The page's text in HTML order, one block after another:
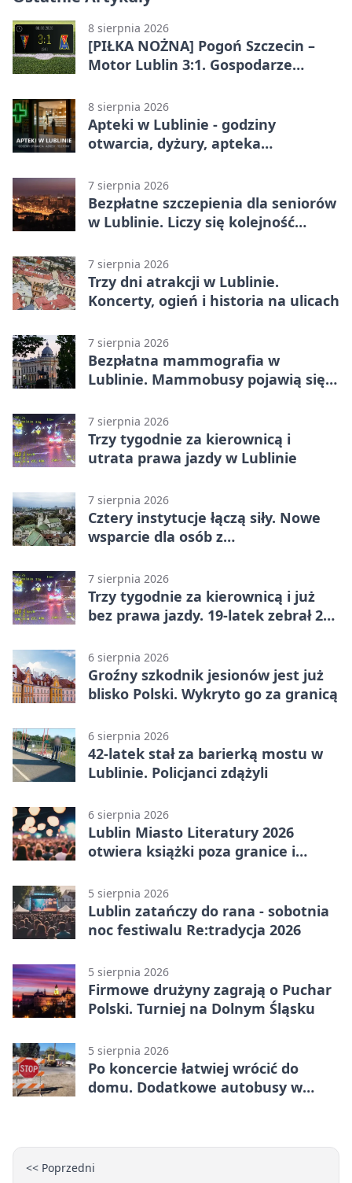
8 sierpnia 2026
[PIŁKA NOŻNA] Pogoń Szczecin –
Motor Lublin 3:1. Gospodarze
Ekstraklasy
8 sierpnia 2026
Apteki w Lublinie - godziny
otwarcia, dyżury, apteka
7 sierpnia 2026
Bezpłatne szczepienia dla seniorów
w Lublinie. Liczy się kolejność
7 sierpnia 2026
Trzy dni atrakcji w Lublinie.
Koncerty, ogień i historia na ulicach
7 sierpnia 2026
Bezpłatna mammografia w
Lublinie. Mammobusy pojawią się
7 sierpnia 2026
Trzy tygodnie za kierownicą i
utrata prawa jazdy w Lublinie
7 sierpnia 2026
Cztery instytucje łączą siły. Nowe
wsparcie dla osób z
7 sierpnia 2026
Trzy tygodnie za kierownicą i już
bez prawa jazdy. 19-latek zebrał 23
6 sierpnia 2026
Groźny szkodnik jesionów jest już
blisko Polski. Wykryto go za granicą
6 sierpnia 2026
42-latek stał za barierką mostu w
Lublinie. Policjanci zdążyli
6 sierpnia 2026
Lublin Miasto Literatury 2026
otwiera książki poza granice i
5 sierpnia 2026
Lublin zatańczy do rana - sobotnia
noc festiwalu Re:tradycja 2026
5 sierpnia 2026
Firmowe drużyny zagrają o Puchar
Polski. Turniej na Dolnym Śląsku
5 sierpnia 2026
Po koncercie łatwiej wrócić do
domu. Dodatkowe autobusy w
<< Poprzedni